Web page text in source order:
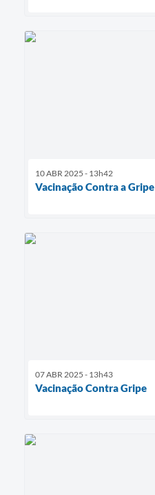
10 ABR 2025 - 13h42
Vacinação Contra a Gripe
07 ABR 2025 - 13h43
Vacinação Contra Gripe